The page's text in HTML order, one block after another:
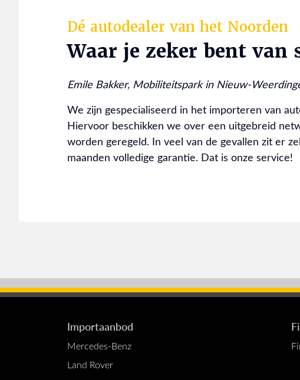
Dé autodealer van het Noorden
Waar je zeker bent van
Emile Bakker, Mobiliteitspark in Nieuw-
We zijn gespecialiseerd in het importeren van
Hiervoor beschikken we over een uitgebreid
worden geregeld. In veel van de gevallen zit er
maanden volledige garantie. Dat is onze service!
Importaanbod
Mercedes-Benz
Land Rover